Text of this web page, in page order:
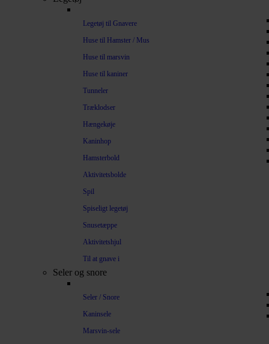
Legetøj til Gnavere
Huse til Hamster / Mus
Huse til marsvin
Huse til kaniner
Tunneler
Træklodser
Hængekøje
Kaninhop
Hamsterbold
Aktivitetsbolde
Spil
Spiseligt legetøj
Snusetæppe
Aktivitetshjul
Til at gnave i
Seler og snore
Seler / Snore
Kaninsele
Marsvin-sele